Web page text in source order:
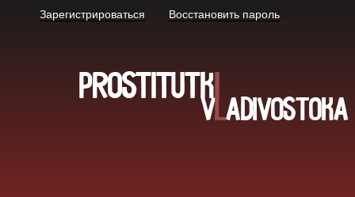
Зарегистрироваться Восстановить пароль